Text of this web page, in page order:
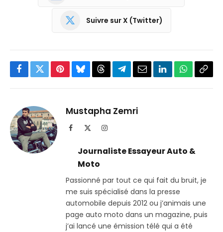
Suivre sur X (Twitter)
Facebook
TwitterPinterestBlueskyThreadsPartager
Telegram
EmailLinkedInWhatsApp
Mustapha Zemri
Facebook Instagram
Journaliste Essayeur Auto &
Moto
Passionné par tout ce qui fait du bruit, je
me suis spécialisé dans la presse
automobile depuis 2012 ou j’animais une
page auto moto dans un magazine, puis
j’ai lancé une émission télé qui a été